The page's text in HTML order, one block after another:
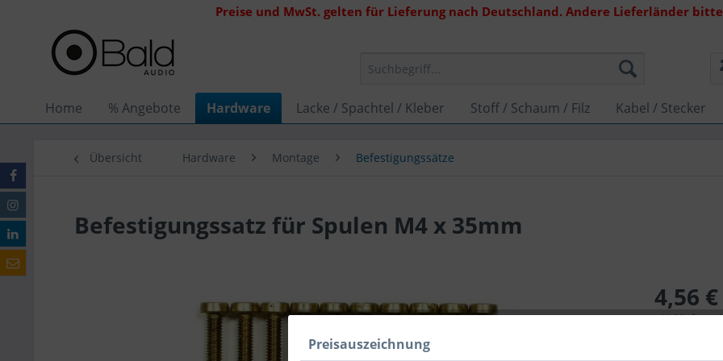
Preise und MwSt. gelten für Lieferung nach Deutschland. Andere Lieferländer
Home % Angebote Hardware Lacke / Spachtel / Kleber Stoff / Schaum / Filz Kabel / Stecker
Übersicht Hardware Montage Befestigungssätze
Befestigungssatz für Spulen M4 x 35mm
4,56
inkl. MwSt.
Lieferzeit
Preisauszeichnung